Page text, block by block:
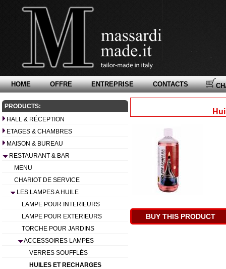
HOME OFFRE ENTREPRISE CONTACTS
PRODUCTS:
HALL & RÉCEPTION
ETAGES & CHAMBRES
MAISON & BUREAU
RESTAURANT & BAR
MENU
CHARIOT DE SERVICE
LES LAMPES A HUILE
LAMPE POUR INTERIEURS
LAMPE POUR EXTERIEURS
TORCHE POUR JARDINS
ACCESSOIRES LAMPES
VERRES SOUFFLÉS
HUILES ET RECHARGES
BUY THIS PRODUCT